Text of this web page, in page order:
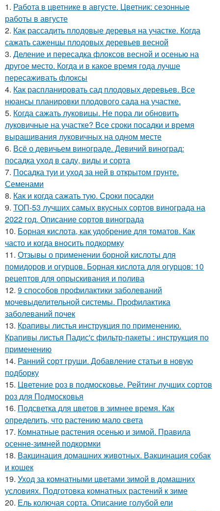
1. Работа в цветнике в августе. Цветник: сезонные
работы в августе
2. Как рассадить плодовые деревья на участке. Когда
сажать саженцы плодовых деревьев весной
3. Деление и пересадка флоксов весной и осенью на
другое место. Когда и в какое время года лучше
пересаживать флоксы
4. Как распланировать сад плодовых деревьев. Все
нюансы планировки плодового сада на участке.
5. Когда сажать луковицы. Не пора ли обновить
луковичные на участке? Все сроки посадки и время
выращивания луковичных на одном месте
6. Всё о девичьем винограде. Девичий виноград:
посадка уход в саду, виды и сорта
7. Посадка туи и уход за ней в открытом грунте.
Семенами
8. Как и когда сажать тую. Сроки посадки
9. ТОП-53 лучших самых вкусных сортов винограда на
2022 год. Описание сортов винограда
10. Борная кислота, как удобрение для томатов. Как
часто и когда вносить подкормку
11. Отзывы о применении борной кислоты для
помидоров и огурцов. Борная кислота для огурцов: 10
рецептов для опрыскивания и полива
12. 9 способов профилактики заболеваний
мочевыделительной системы. Профилактика
заболеваний почек
13. Крапивы листья инструкция по применению.
Крапивы листья Падис'с фильтр-пакеты : инструкция по
применению
14. Ранний сорт груши. Добавление статьи в новую
подборку
15. Цветение роз в подмосковье. Рейтинг лучших сортов
роз для Подмосковья
16. Подсветка для цветов в зимнее время. Как
определить, что растению мало света
17. Комнатные растения осенью и зимой. Правила
осенне-зимней подкормки
18. Вакцинация домашних животных. Вакцинация собак
и кошек
19. Уход за комнатными цветами зимой в домашних
условиях. Подготовка комнатных растений к зиме
20. Ель колючая сорта. Описание голубой ели